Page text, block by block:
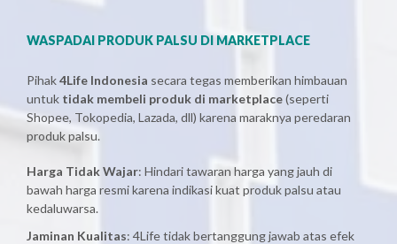
WASPADAI PRODUK PALSU DI MARKETPLACE
Pihak4Life Indonesia secara tegas memberikan himbauan
untuk tidak membeli produk di marketplace(seperti
Shopee, Tokopedia, Lazada, dll) karena maraknya peredaran
produk palsu.
Harga Tidak Wajar: Hindari tawaran harga yang jauh di
bawah harga resmi karena indikasi kuat produk palsu atau
kedaluwarsa.
Jaminan Kualitas: 4Life tidak bertanggung jawab atas efek